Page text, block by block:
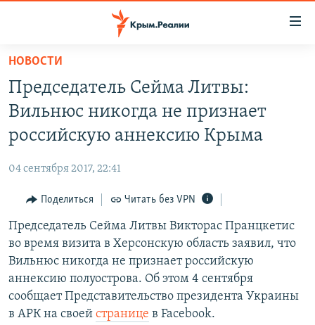
Вернуться
основному
содержанию
главной
навигации
Вернутся
поиску
СПЕЦПРОЕКТЫ
ГРУЗ 200
11 ЛЕТ ОККУПАЦИИ КРЫМА. 11 ИСТОРИЙ СОПРОТИВЛЕНИЯ
ЕЩЕ
ИНТЕРАКТИВ
ИНФОГРАФИКА
ТЕЛЕПРОЕКТ КРЫМ.РЕАЛИИ
СОВЕТЫ ПРАВОЗАЩИТНИКОВ
ПРОПАВШИЕ БЕЗ ВЕСТИ
РАДІО СВОБОДА
КАК ОБОЙТИ БЛОКИРОВКУ
Українською
Qırımtatar
НОВОСТИ
Председатель Сейма Литвы:
Вильнюс никогда не признает
российскую аннексию Крыма
04 сентября 2017, 22:41
Поделиться Читать без VPN
Председатель Cейма Литвы Викторас Пранцкетис
во время визита в Херсонскую область заявил, что
Вильнюс никогда не признает российскую
аннексию полуострова. Об этом 4 сентября
сообщает Представительство президента Украины
в АРК на своей странице в Facebook.